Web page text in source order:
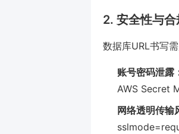
2. 安全性与
数据库URL书写
账号密码泄露
AWS Secret
网络透明传输